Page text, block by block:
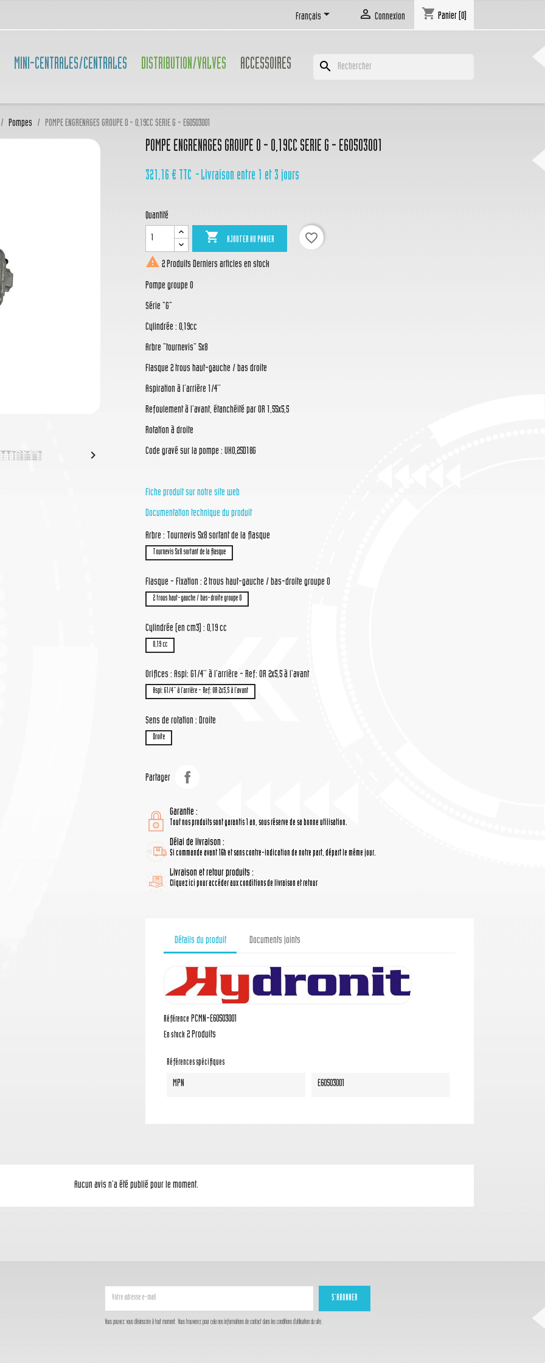
Français  Connexion shopping_cart Panier (0)
MINI-CENTRALES/CENTRALES DISTRIBUTION/VALVES ACCESSOIRES search
Pompes POMPE ENGRENAGES GROUPE 0 - 0,19CC SERIE G - E60503001

POMPE ENGRENAGES GROUPE 0 - 0,19CC SERIE G - E60503001
321,16 € TTC Livraison entre 1 et 3 jours
Quantité
 AJOUTER AU PANIER
favorite_border
 2 Produits Derniers articles en stock
Pompe groupe 0
Série "G"
Cylindrée : 0,19cc
Arbre "tournevis" 5x8
Flasque 2 trous haut-gauche / bas droite
Aspiration à l'arrière 1/4''
Refoulement à l'avant, étanchéité par OR 1,55x5,5
Rotation à droite
Code gravé sur la pompe : UK0,25D18G
Fiche produit sur notre site web
Documentation technique du produit
Arbre : Tournevis 5x8 sortant de la flasque
Tournevis 5x8 sortant de la flasque
Flasque - Fixation : 2 trous haut-gauche / bas-droite groupe 0
2 trous haut-gauche / bas-droite groupe 0
Cylindrée (en cm3) : 0,19 cc
0,19 cc
Orifices : Aspi: G1/4'' à l'arrière - Ref: OR 2x5,5 à l'avant
Aspi: G1/4'' à l'arrière - Ref: OR 2x5,5 à l'avant
Sens de rotation : Droite
Droite
Partager
Garantie :
Tout nos produits sont garantis 1 an, sous réserve de sa bonne utilisation.
Délai de livraison :
Si commande avant 16h et sans contre-indication de notre part, départ le même jour.
Livraison et retour produits :
Cliquez ici pour accéder aux conditions de livraison et retour
Détails du produit Documents joints
Référence PCMN-E60503001
En stock2 Produits
Références spécifiques
MPN E60503001
Aucun avis n'a été publié pour le moment.
Vous pouvez vous désinscrire à tout moment. Vous trouverez pour cela nos informations de contact dans les conditions d'utilisation du site.